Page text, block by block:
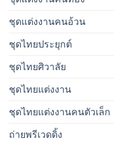
ชุดแต่งงานคนอ้วน
ชุดไทยประยุกต์
ชุดไทยศิวาลัย
ชุดไทยแต่งงาน
ชุดไทยแต่งงานคนตัวเล็ก
ถ่ายพรีเวดดิ้ง